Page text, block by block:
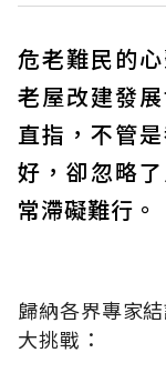
危老難民的
老屋改建發
直指，不管
好，卻忽略
常滯礙難行。
歸納各界專家
大挑戰：